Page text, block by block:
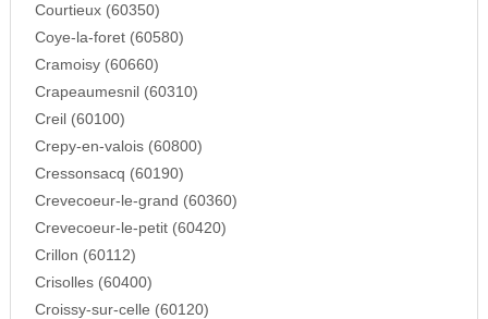
Courtieux (60350)
Coye-la-foret (60580)
Cramoisy (60660)
Crapeaumesnil (60310)
Creil (60100)
Crepy-en-valois (60800)
Cressonsacq (60190)
Crevecoeur-le-grand (60360)
Crevecoeur-le-petit (60420)
Crillon (60112)
Crisolles (60400)
Croissy-sur-celle (60120)